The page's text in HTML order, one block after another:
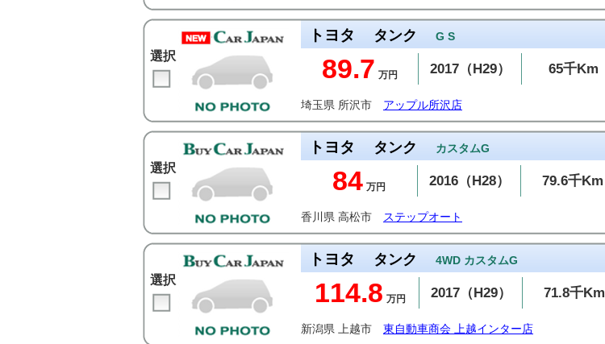
選択
トヨタ タンク G S
89.7 万円 2017（H29） 65千Km
埼玉県 所沢市 アップル所沢店
選択
トヨタ タンク カスタムG
84 万円 2016（H28） 79.6千Km
香川県 高松市 ステップオート
選択
トヨタ タンク 4WD カスタムG
114.8 万円 2017（H29） 71.8千Km
新潟県 上越市 東自動車商会 上越インター店